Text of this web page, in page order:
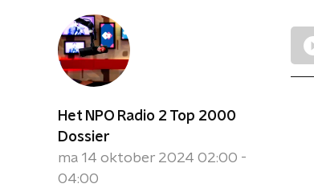
Het NPO Radio 2 Top 2000
Dossier
ma 14 oktober 2024 02:00 -
04:00